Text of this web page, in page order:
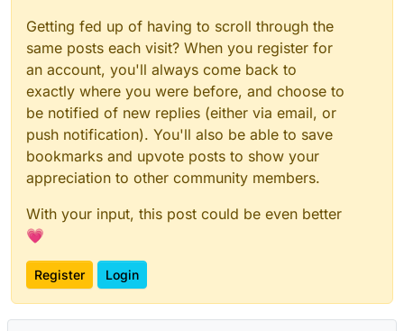
Getting fed up of having to scroll through the
same posts each visit? When you register for
an account, you'll always come back to
exactly where you were before, and choose to
be notified of new replies (either via email, or
push notification). You'll also be able to save
bookmarks and upvote posts to show your
appreciation to other community members.
With your input, this post could be even better
💗
Register Login